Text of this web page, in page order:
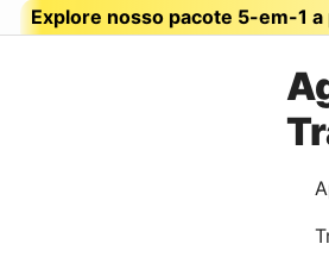
Explore nosso pacote 5-em-1